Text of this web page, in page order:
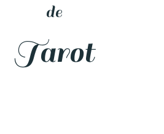
de
Tarot